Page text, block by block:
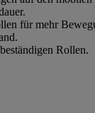
für mehr
Rollen.